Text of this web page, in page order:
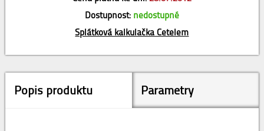
Dostupnost: nedostupné
Splátková kalkulačka Cetelem
Popis produktu Parametry